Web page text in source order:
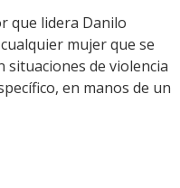
que lidera Danilo
mujer que se
de violencia
en manos de un